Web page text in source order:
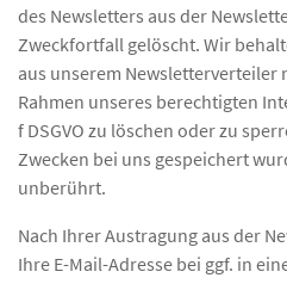
des Newsletters aus der
Zweckfortfall gelöscht. Wir
aus unserem Newsletterverteiler
Rahmen unseres berechtigten
f DSGVO zu löschen oder zu
Zwecken bei uns gespeichert
unberührt.
Nach Ihrer Austragung aus der
Ihre E-Mail-Adresse bei ggf. in